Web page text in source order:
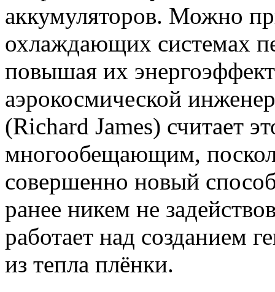
аккумуляторов. Можно
охлаждающих системах
повышая их
аэрокосмической
(Richard James) считает
многообещающим,
совершенно новый
ранее никем не
работает над созданием
из тепла плёнки.